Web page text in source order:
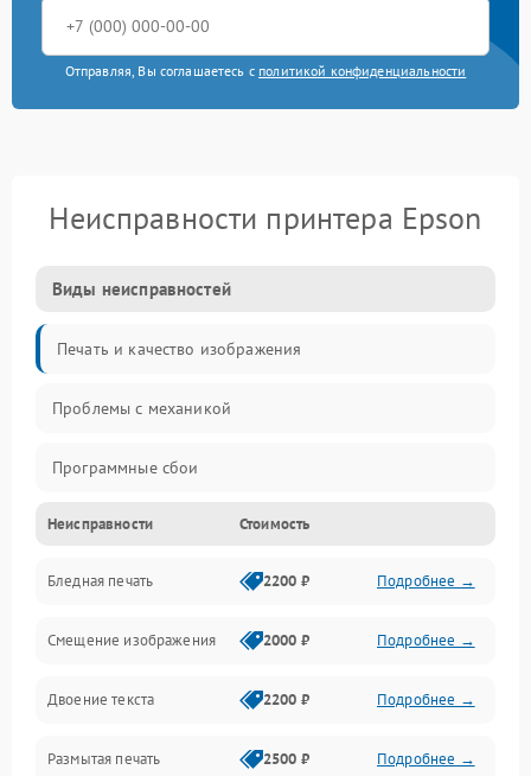
Отправляя, Вы соглашаетесь с политикой конфиденциальности
Неисправности принтера Epson
Виды неисправностей
Печать и качество изображения
Проблемы с механикой
Программные сбои
Программные ошибки
Картриджи и расходники
Механика и узлы
Подключение и интерфейсы
Панель управления и индикация
Неисправности Стоимость
Бледная печать 2200 ₽ Подробнее →
Смещение изображения 2000 ₽ Подробнее →
Двоение текста 2200 ₽ Подробнее →
Размытая печать 2500 ₽ Подробнее →